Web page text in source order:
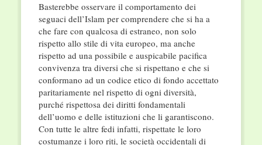
Basterebbe osservare il comportamento dei
seguaci dell’Islam per comprendere che si ha a
che fare con qualcosa di estraneo, non solo
rispetto allo stile di vita europeo, ma anche
rispetto ad una possibile e auspicabile pacifica
convivenza tra diversi che si rispettano e che si
conformano ad un codice etico di fondo accettato
paritariamente nel rispetto di ogni diversità,
purché rispettosa dei diritti fondamentali
dell’uomo e delle istituzioni che li garantiscono.
Con tutte le altre fedi infatti, rispettate le loro
costumanze i loro riti, le società occidentali di